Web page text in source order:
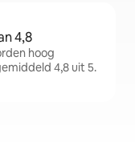
4,8
hoog
4,8 uit 5.